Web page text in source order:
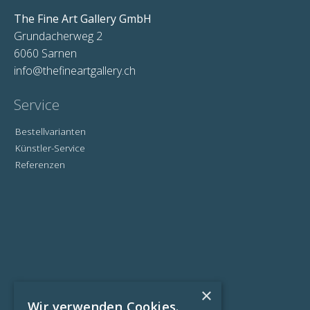
The Fine Art Gallery GmbH
Grundacherweg 2
6060 Sarnen
info@thefineartgallery.ch
Service
Bestellvarianten
Künstler-Service
Referenzen
×
Wir verwenden Cookies.